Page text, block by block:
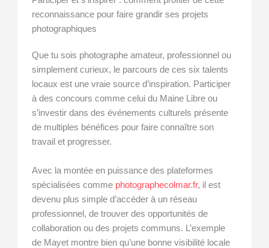
reconnaissance pour faire grandir ses projets
photographiques
Que tu sois photographe amateur, professionnel ou
simplement curieux, le parcours de ces six talents
locaux est une vraie source d’inspiration. Participer
à des concours comme celui du Maine Libre ou
s’investir dans des événements culturels présente
de multiples bénéfices pour faire connaître son
travail et progresser.
Avec la montée en puissance des plateformes
spécialisées comme photographecolmar.fr, il est
devenu plus simple d’accéder à un réseau
professionnel, de trouver des opportunités de
collaboration ou des projets communs. L’exemple
de Mayet montre bien qu’une bonne visibilité locale